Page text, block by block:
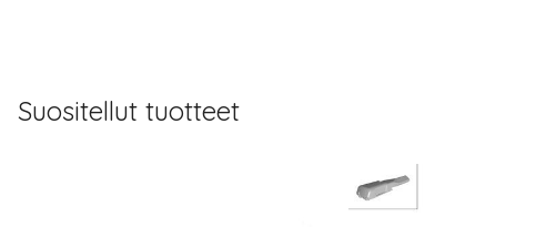
Suositellut tuotteet